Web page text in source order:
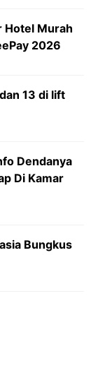
Hotel Murah
2026
13 di lift
Dendanya
Di Kamar
Bungkus